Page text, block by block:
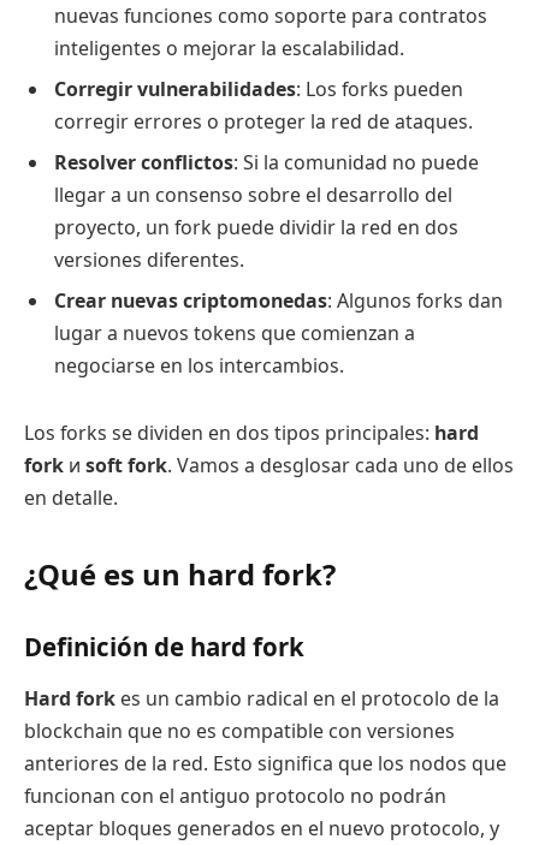
nuevas funciones como soporte para contratos
inteligentes o mejorar la escalabilidad.
Corregir vulnerabilidades: Los forks pueden
corregir errores o proteger la red de ataques.
Resolver conflictos: Si la comunidad no puede
llegar a un consenso sobre el desarrollo del
proyecto, un fork puede dividir la red en dos
versiones diferentes.
Crear nuevas criptomonedas: Algunos forks dan
lugar a nuevos tokens que comienzan a
negociarse en los intercambios.
Los forks se dividen en dos tipos principales: hard
fork и soft fork. Vamos a desglosar cada uno de ellos
en detalle.
¿Qué es un hard fork?
Definición de hard fork
Hard fork es un cambio radical en el protocolo de la
blockchain que no es compatible con versiones
anteriores de la red. Esto significa que los nodos que
funcionan con el antiguo protocolo no podrán
aceptar bloques generados en el nuevo protocolo, y